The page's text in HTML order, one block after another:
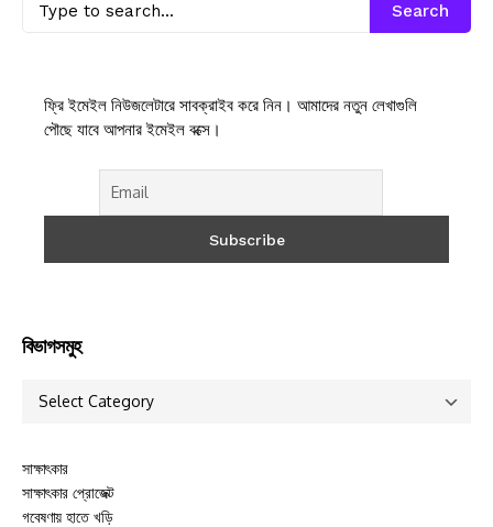
Search
ফ্রি ইমেইল নিউজলেটারে সাবক্রাইব করে নিন। আমাদের নতুন লেখাগুলি
পৌছে যাবে আপনার ইমেইল বক্সে।
বিভাগসমুহ
সাক্ষাৎকার
সাক্ষাৎকার প্রোজেক্ট
গবেষণায় হাতে খড়ি